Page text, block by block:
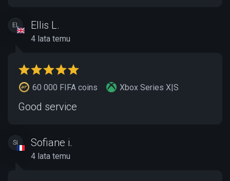
EL Ellis L.
4 lata temu
60 000 FIFA coins Xbox Series X|S
Good service
Si Sofiane i.
4 lata temu